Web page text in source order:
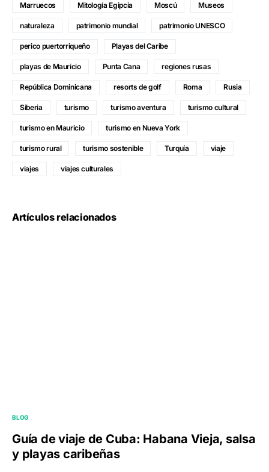
Marruecos Mitología Egipcia Moscú Museos
naturaleza patrimonio mundial patrimonio UNESCO
perico puertorriqueño Playas del Caribe
playas de Mauricio Punta Cana regiones rusas
República Dominicana resorts de golf Roma Rusia
Siberia turismo turismo aventura turismo cultural
turismo en Mauricio turismo en Nueva York
turismo rural turismo sostenible Turquía viaje
viajes viajes culturales
Artículos relacionados
BLOG
Guía de viaje de Cuba: Habana Vieja, salsa
y playas caribeñas